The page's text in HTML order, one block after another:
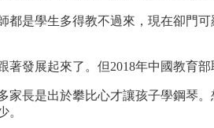
是學生多得教不過來，現在卻門
發展起來了。但2018年中國教育部
長是出於攀比心才讓孩子學鋼琴
。